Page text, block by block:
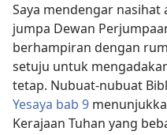
Saya mendengar nasihat
jumpa Dewan
berhampiran dengan
setuju untuk
tetap. Nubuat-nubuat
Yesaya bab 9
Kerajaan Tuhan yang